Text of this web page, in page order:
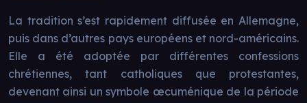
La tradition s’est rapidement diffusée en Allemagne,
puis dans d’autres pays européens et nord-américains.
Elle a été adoptée par différentes confessions
chrétiennes, tant catholiques que protestantes,
devenant ainsi un symbole œcuménique de la période